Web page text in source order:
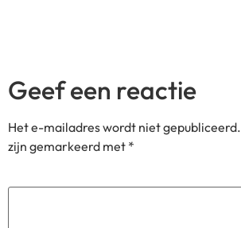
Geef een reactie
Het e-mailadres wordt niet gepubliceerd.
zijn gemarkeerd met *